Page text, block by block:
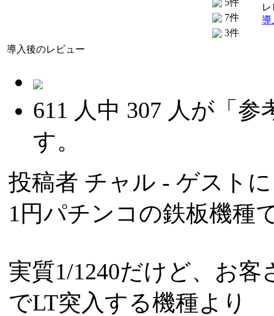
7件
3件
導
導入後のレビュー
611 人中 307 人が「参
す。
投稿者 チャル - ゲスト
1円パチンコの鉄板機種
実質1/1240だけど、お客
でLT突入する機種より